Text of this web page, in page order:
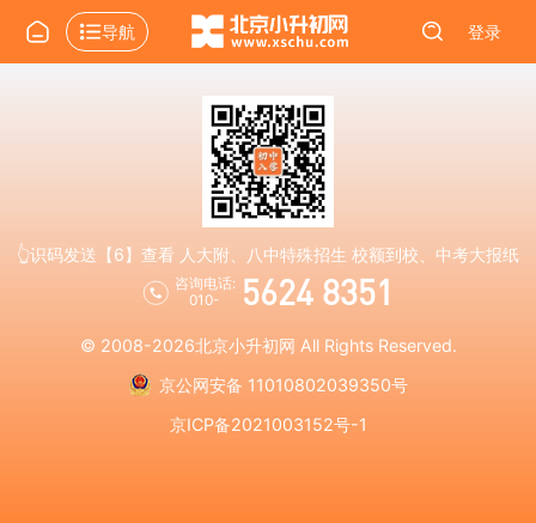
导航 登录
👆识码发送【6】查看 人大附、八中特殊招生 校额到校、中考大报纸
咨询电话:
010-
5624 8351
© 2008-2026北京小升初网 All Rights Reserved.
京公网安备 11010802039350号
京ICP备2021003152号-1